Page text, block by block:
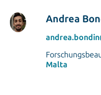
Andrea
Malta